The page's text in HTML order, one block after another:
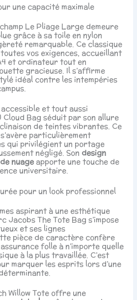
une capacité maximale
Le Pliage Large demeure
grâce à sa toile en nylon
remarquable. Ce classique
vos exigences, accueillant
et ordinateur tout en
gracieuse. Il s’affirme
idéal contre les intempéries
accessible et tout aussi
Cloud Bag séduit par son allure
de teintes vibrantes. Ce
particulièrement
qui privilégient un portage
négligé. Son design
nuageapporte une touche de
universitaire.
pour un look professionnel
aspirant à une esthétique
Jacobs The Tote Bag s’impose
et ses lignes
pièce de caractère confère
folle à n’importe quelle
à la plus travaillée. C’est
marquer les esprits lors d’une
Willow Tote offre une